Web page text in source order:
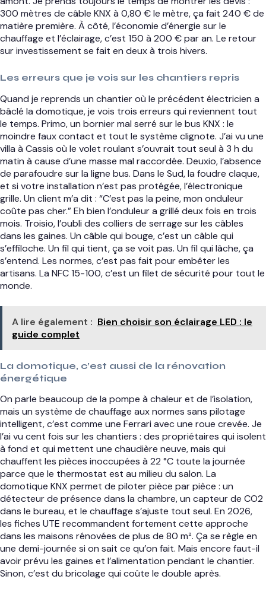
300 mètres de câble KNX à 0,80 € le mètre, ça fait 240 € de
matière première. À côté, l’économie d’énergie sur le
chauffage et l’éclairage, c’est 150 à 200 € par an. Le retour
sur investissement se fait en deux à trois hivers.
Les erreurs que je vois sur les chantiers repris
Quand je reprends un chantier où le précédent électricien a
bâclé la domotique, je vois trois erreurs qui reviennent tout
le temps. Primo, un bornier mal serré sur le bus KNX : le
moindre faux contact et tout le système clignote. J’ai vu une
villa à Cassis où le volet roulant s’ouvrait tout seul à 3 h du
matin à cause d’une masse mal raccordée. Deuxio, l’absence
de parafoudre sur la ligne bus. Dans le Sud, la foudre claque,
et si votre installation n’est pas protégée, l’électronique
grille. Un client m’a dit : “C’est pas la peine, mon onduleur
coûte pas cher.” Eh bien l’onduleur a grillé deux fois en trois
mois. Troisio, l’oubli des colliers de serrage sur les câbles
dans les gaines. Un câble qui bouge, c’est un câble qui
s’effiloche. Un fil qui tient, ça se voit pas. Un fil qui lâche, ça
s’entend. Les normes, c’est pas fait pour embêter les
artisans. La NFC 15-100, c’est un filet de sécurité pour tout le
monde.
A lire également : Bien choisir son éclairage LED : le
guide complet
La domotique, c’est aussi de la rénovation
énergétique
On parle beaucoup de la pompe à chaleur et de l’isolation,
mais un système de chauffage aux normes sans pilotage
intelligent, c’est comme une Ferrari avec une roue crevée. Je
l’ai vu cent fois sur les chantiers : des propriétaires qui isolent
à fond et qui mettent une chaudière neuve, mais qui
chauffent les pièces inoccupées à 22 °C toute la journée
parce que le thermostat est au milieu du salon. La
domotique KNX permet de piloter pièce par pièce : un
détecteur de présence dans la chambre, un capteur de CO2
dans le bureau, et le chauffage s’ajuste tout seul. En 2026,
les fiches UTE recommandent fortement cette approche
dans les maisons rénovées de plus de 80 m². Ça se règle en
une demi-journée si on sait ce qu’on fait. Mais encore faut-il
avoir prévu les gaines et l’alimentation pendant le chantier.
Sinon, c’est du bricolage qui coûte le double après.